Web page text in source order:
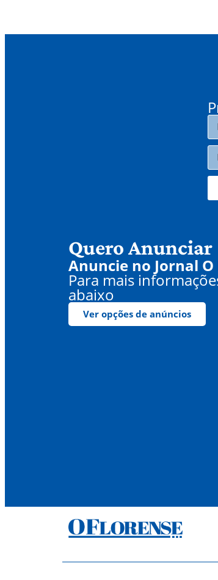
Quero Anunciar
Anuncie no Jornal
Para mais
abaixo
Ver opções de anúncios